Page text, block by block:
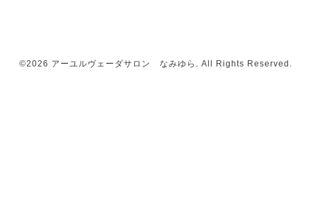
©2026 アーユルヴェーダサロン なみゆら . All Rights Reserved.